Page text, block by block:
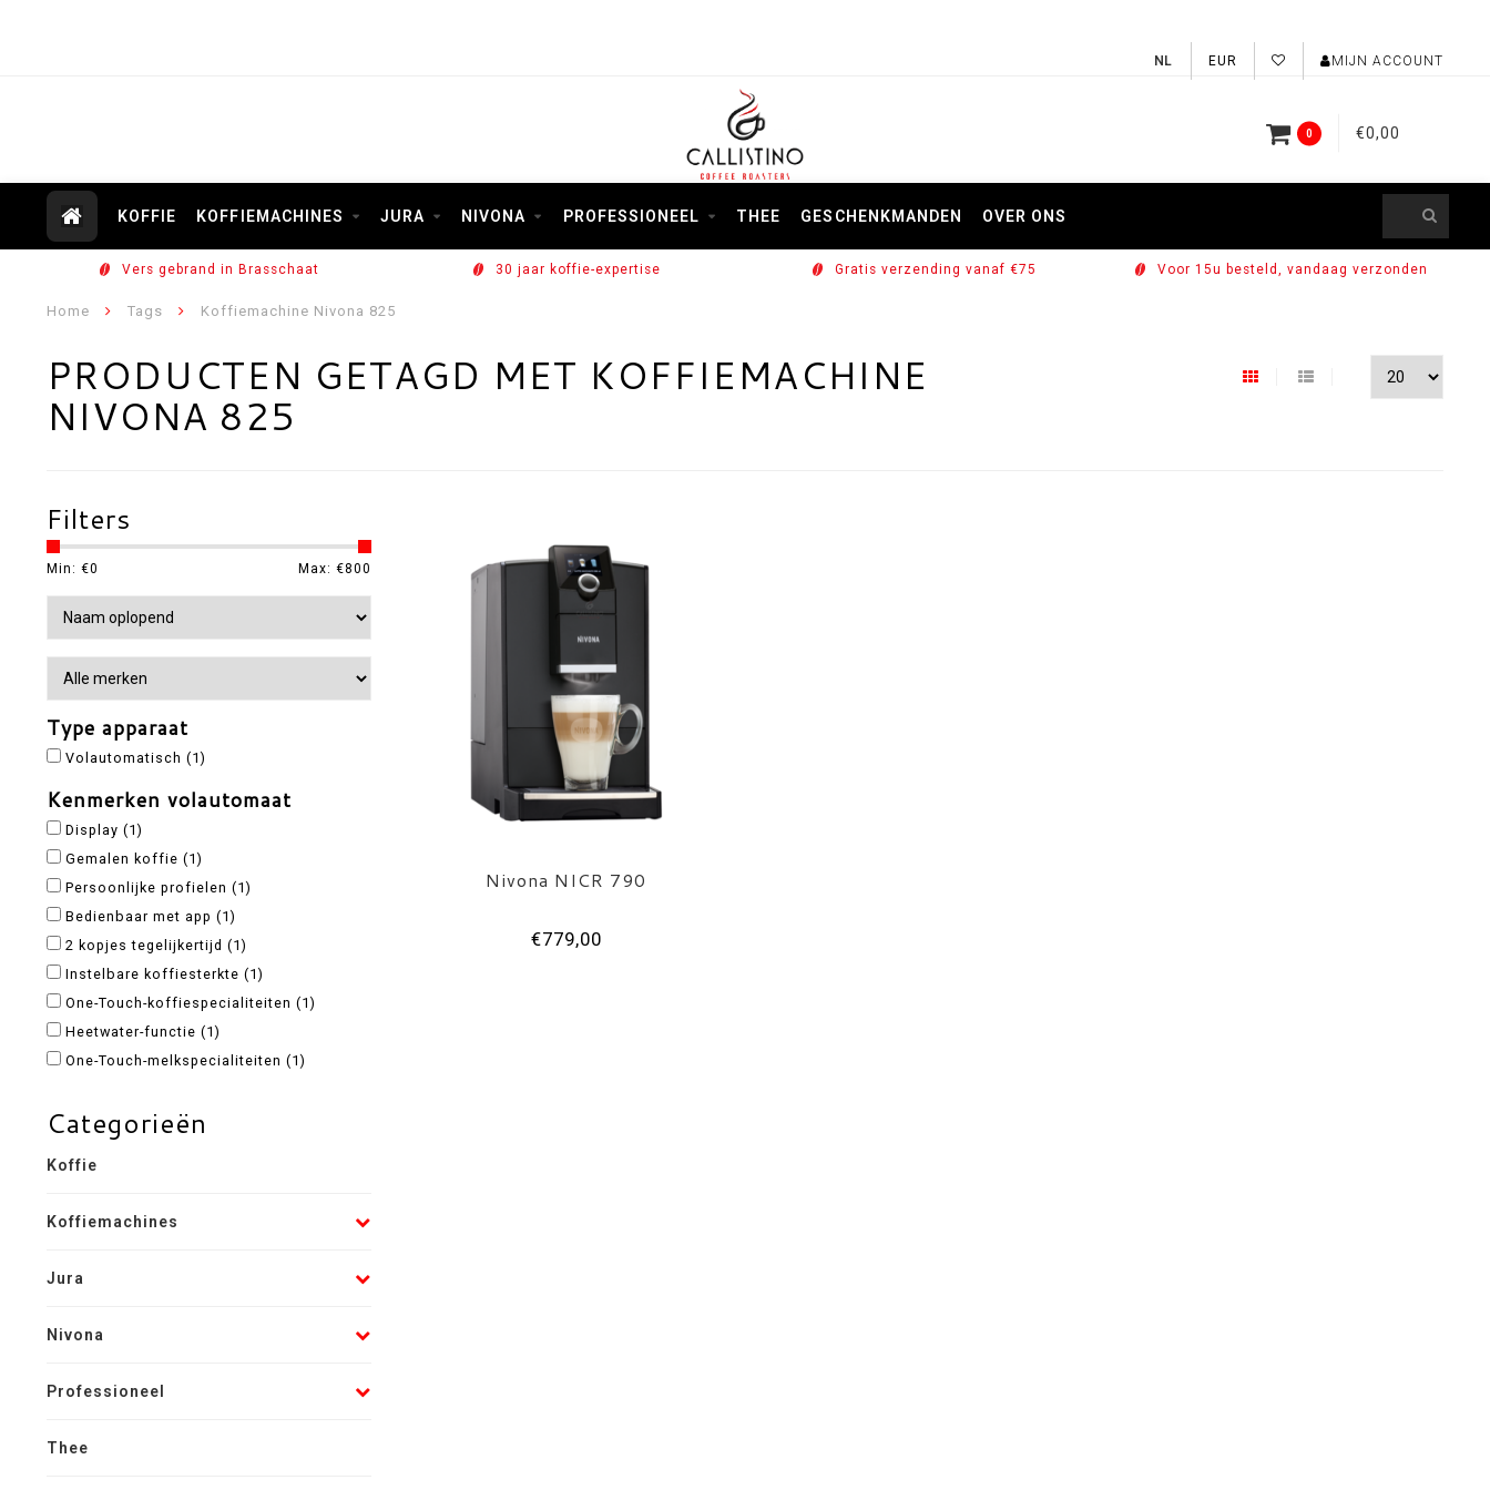
EUR MIJN ACCOUNT
0 €0,00
KOFFIE KOFFIEMACHINES JURA NIVONA PROFESSIONEEL THEE GESCHENKMANDEN OVER ONS
Vers gebrand in Brasschaat 30 jaar koffie-expertise Gratis verzending vanaf €75 Voor 15u besteld, vandaag verzonden
Home Tags Koffiemachine Nivona 825
PRODUCTEN GETAGD MET KOFFIEMACHINE
NIVONA 825
Filters
Min: €0 Max: €800
Type apparaat
Volautomatisch (1)
Kenmerken volautomaat
Display (1)
Gemalen koffie (1)
Persoonlijke profielen (1)
Bedienbaar met app (1)
2 kopjes tegelijkertijd (1)
Instelbare koffiesterkte (1)
One-Touch-koffiespecialiteiten (1)
Heetwater-functie (1)
One-Touch-melkspecialiteiten (1)
Categorieën
Koffie
Koffiemachines
Jura
Nivona
Professioneel
Thee
Nivona NICR 790
€779,00